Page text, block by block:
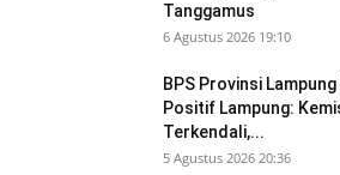
Tanggamus
6 Agustus 2026 19:10
BPS Provinsi
Positif Lampung:
Terkendali,...
5 Agustus 2026 20:36